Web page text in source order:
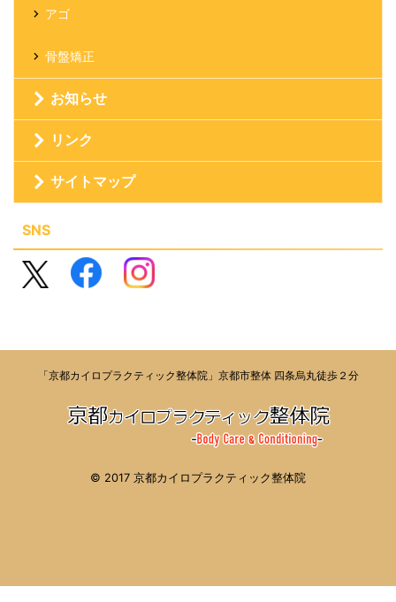
アゴ
骨盤矯正
お知らせ
リンク
サイトマップ
SNS
「京都カイロプラクティック整体院」京都市整体 四条烏丸徒歩２分
© 2017 京都カイロプラクティック整体院